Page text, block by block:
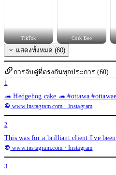
TikTok Cork Beo
แสดงทั้งหมด (60)
การจับคู่ที่ตรงกันทุกประการ (60)
1
🦔 Hedgehog cake 🦔 #ottawa
www.instagram.com · Instagram
2
This was for a brilliant client I've
www.instagram.com · Instagram
3